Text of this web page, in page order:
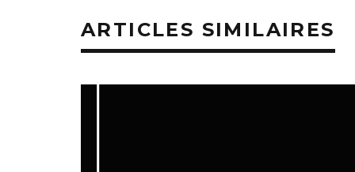
ARTICLES SIMILAIRES